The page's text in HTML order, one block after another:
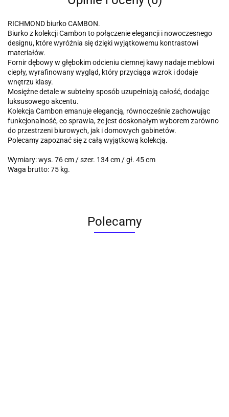
RICHMOND biurko CAMBON.
Biurko z kolekcji Cambon to połączenie elegancji i nowoczesnego
designu, które wyróżnia się dzięki wyjątkowemu kontrastowi
materiałów.
Fornir dębowy w głębokim odcieniu ciemnej kawy nadaje meblowi
ciepły, wyrafinowany wygląd, który przyciąga wzrok i dodaje
wnętrzu klasy.
Mosiężne detale w subtelny sposób uzupełniają całość, dodając
luksusowego akcentu.
Kolekcja Cambon emanuje elegancją, równocześnie zachowując
funkcjonalność, co sprawia, że jest doskonałym wyborem zarówno
do przestrzeni biurowych, jak i domowych gabinetów.
Polecamy zapoznać się z całą wyjątkową kolekcją.
Wymiary: wys. 76 cm / szer. 134 cm / gł. 45 cm
Waga brutto: 75 kg.
Polecamy